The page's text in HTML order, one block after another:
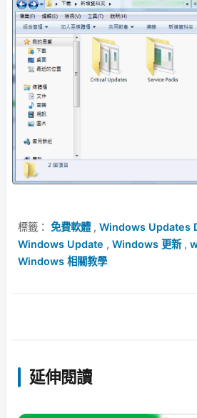
標籤： 免費軟體, Windows Updates
Windows Update , Windows 更新,
Windows 相關教學
延伸閱讀